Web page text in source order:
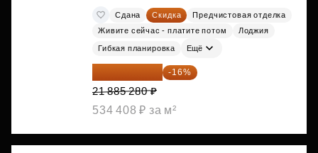
Сдана Скидка
Предчистовая отделка
Живите сейчас - платите потом
Лоджия
Гибкая планировка Ещё
18 383 635 ₽ -16%
21 885 280 ₽
534 408 ₽ за м²